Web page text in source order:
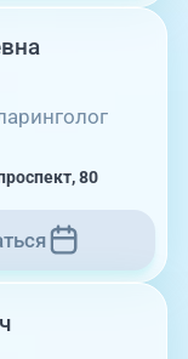
80